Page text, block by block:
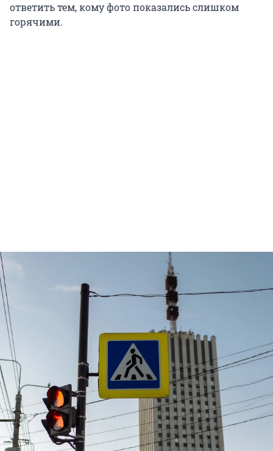
ответить тем, кому фото показались слишком
горячими.